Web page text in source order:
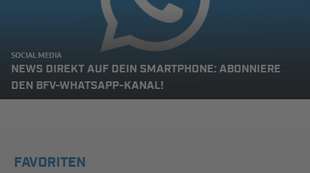
SOCIAL MEDIA
NEWS DIREKT AUF DEIN SMARTPHONE: ABONNIERE
DEN BFV-WHATSAPP-KANAL!
FAVORITEN